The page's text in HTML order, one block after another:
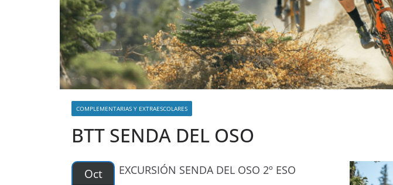
COMPLEMENTARIAS Y EXTRAESCOLARES
BTT SENDA DEL OSO
Oct EXCURSIÓN SENDA DEL OSO 2º ESO